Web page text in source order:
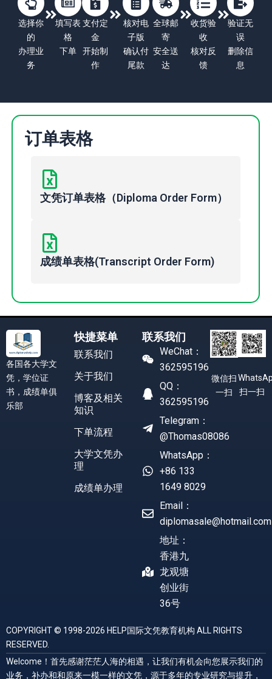
选择你
的
办理业
务
填写表
格
下单
支付定
金
开始制
作
核对电
子版
确认付
尾款
全球邮
寄
安全送
达
收货验
收
核对反
馈
验证无
误
删除信
息
订单表格
文凭订单表格（Diploma Order Form）
成绩单表格(Transcript Order Form)
各国各大学文
凭，学位证
书，成绩单俱
乐部
快捷菜单
联系我们
关于我们
博客及相关
知识
下单流程
大学文凭办
理
成绩单办理
联系我们
WeChat：
362595196
QQ：
362595196
Telegram：
@Thomas08086
WhatsApp：
+86 133
1649 8029
Email：
diplomasale@hotmail.com
地址：
香港九
龙观塘
创业街
36号
微信扫
一扫
扫一扫
COPYRIGHT © 1998-2026 HELP国际文凭教育机构 ALL RIGHTS
RESERVED.
Welcome！首先感谢茫茫人海的相遇，让我们有机会向您展示我们的
业务，补办和和原来一模一样的文凭，源于多年的专业研究与提升，